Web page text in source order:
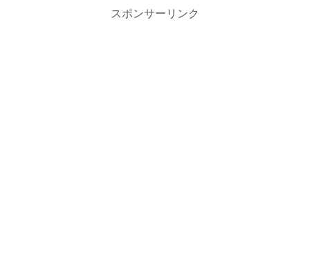
スポンサーリンク